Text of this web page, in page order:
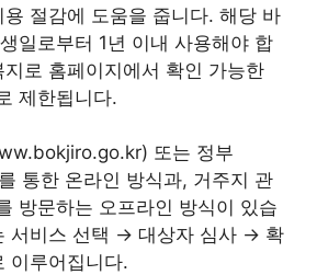
절감에 도움을 줍니다. 해당 바
일로부터 1년 이내 사용해야 합
로 홈페이지에서 확인 가능한
제한됩니다.
또는 정부
통한 온라인 방식과, 거주지 관
방문하는 오프라인 방식이 있습
서비스 선택 → 대상자 심사 → 확
이루어집니다.